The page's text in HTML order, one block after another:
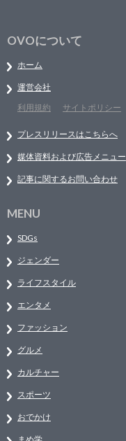
OVOについて
ホーム
運営会社
利用規約
サイトポリシー
プレスリリースはこちらへ
媒体資料および広告メニュー
記事に関するお問い合わせ
MENU
SDGs
ジェンダー
ライフスタイル
エンタメ
ファッション
グルメ
カルチャー
スポーツ
おでかけ